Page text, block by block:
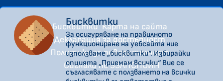
Бисквитки Карта на сайта
Декларация за достъпност
Политика за поверителност
Сигнали по ЗЗЛПСПОИН
Бисквитки
За осигуряване на правилното
функциониране на уебсайта ние
използваме „бисквитки“. Избирайки
опцията „Приемам всички“ Вие се
съгласявате с ползването на всички